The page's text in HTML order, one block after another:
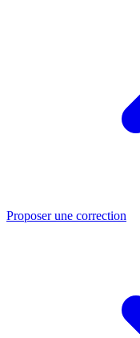
Proposer une correction